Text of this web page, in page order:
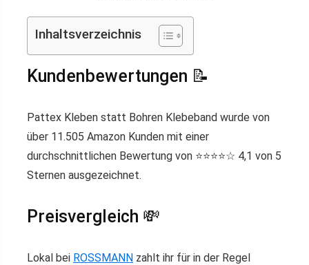
Inhaltsverzeichnis
Kundenbewertungen 📝
Pattex Kleben statt Bohren Klebeband wurde von
über 11.505 Amazon Kunden mit einer
durchschnittlichen Bewertung von ⭐️⭐️⭐️⭐️☆ 4,1 von 5
Sternen ausgezeichnet.
Preisvergleich 💸
Lokal bei ROSSMANN zahlt ihr für in der Regel